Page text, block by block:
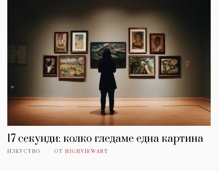
17 секунди: колко гледаме една картина
ИЗКУСТВО ОТ HIGHVIEWART